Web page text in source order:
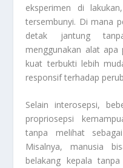
eksperimen di
tersembunyi. Di mana
detak jantung
menggunakan alat apa
kuat terbukti lebih
responsif terhadap
Selain interosepsi,
propriosepsi
tanpa melihat
Misalnya, manusia
belakang kepala